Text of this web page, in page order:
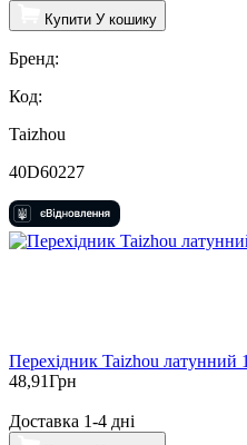
Купити У кошику
Бренд:
Код:
Taizhou
40D60227
Перехідник Taizhou латунний
48,91Грн
Доставка 1-4 дні